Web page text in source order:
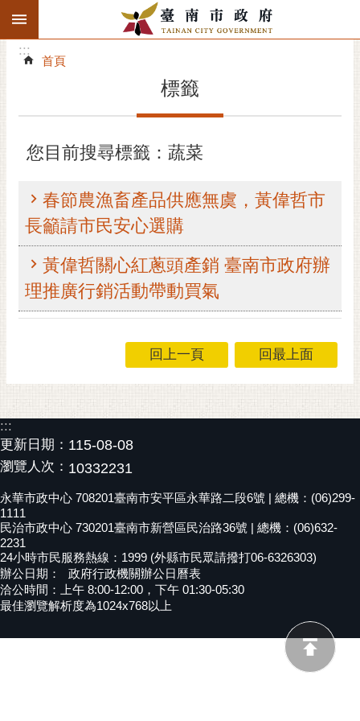
跳到主要內容區塊
搜
階
精彩府城
市府團隊
主題服務
市政資訊
黃
偉
哲
螢
光
泉
桐
花
祭
網
:::
:::
首頁
標籤
您目前搜尋標籤：蔬菜
春節農漁畜產品供應無虞，黃偉哲市
長籲請市民安心選購
黃偉哲關心紅蔥頭產銷 臺南市政府辦
理推廣行銷活動帶動買氣
回上一頁 回最上面
:::
更新日期： 115-08-08
瀏覽人次： 10332231
永華市政中心 708201臺南市安平區永華路二段6號 | 總機：(06)299-
1111
民治市政中心 730201臺南市新營區民治路36號 | 總機：(06)632-
2231
24小時市民服務熱線：1999 (外縣市民眾請撥打06-6326303)
辦公日期：
政府行政機關辦公日曆表
洽公時間：上午 8:00-12:00，下午 01:30-05:30
最佳瀏覽解析度為1024x768以上